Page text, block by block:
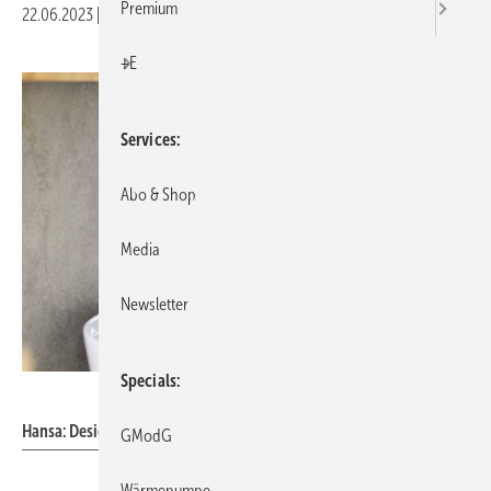
22.06.2023 Veröffentlicht in
Hansa: Design-Armatur Hansavantis Style Hybrid.
Premium
+E
Services
Abo & Shop
Media
Newsletter
Specials
GModG